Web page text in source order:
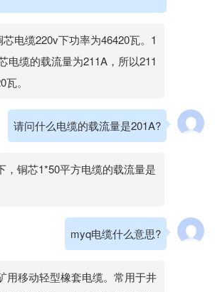
芯电缆220v下功率为46420瓦。1
电缆的载流量为211A，所以211
。
请问什么电缆的载流量是201A?
铜芯1*50平方电缆的载流量是
myq电缆什么意思?
用移动轻型橡套电缆。常用于井